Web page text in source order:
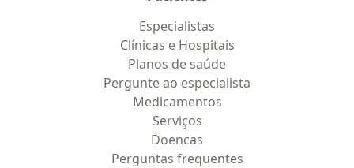
Especialistas
Clínicas e Hospitais
Planos de saúde
Pergunte ao especialista
Medicamentos
Serviços
Doencas
Perguntas frequentes